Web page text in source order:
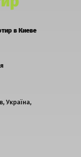
в Киеве
Україна,